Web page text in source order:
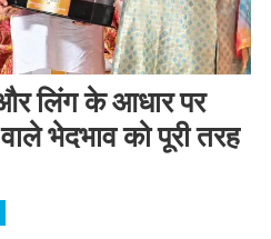
लिंग के आधार पर
भेदभाव को पूरी तरह